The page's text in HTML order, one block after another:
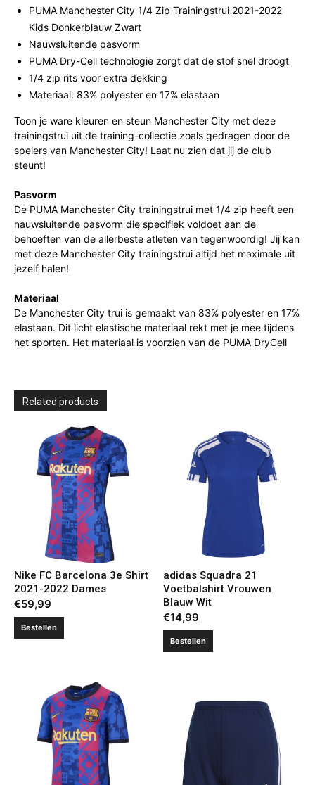
PUMA Manchester City 1/4 Zip Trainingstrui 2021-2022
Kids Donkerblauw Zwart
Nauwsluitende pasvorm
PUMA Dry-Cell technologie zorgt dat de stof snel droogt
1/4 zip rits voor extra dekking
Materiaal: 83% polyester en 17% elastaan
Toon je ware kleuren en steun Manchester City met deze
trainingstrui uit de training-collectie zoals gedragen door de
spelers van Manchester City! Laat nu zien dat jij de club
steunt!
Pasvorm
De PUMA Manchester City trainingstrui met 1/4 zip heeft een
nauwsluitende pasvorm die specifiek voldoet aan de
behoeften van de allerbeste atleten van tegenwoordig! Jij kan
met deze Manchester City trainingstrui altijd het maximale uit
jezelf halen!
Materiaal
De Manchester City trui is gemaakt van 83% polyester en 17%
elastaan. Dit licht elastische materiaal rekt met je mee tijdens
het sporten. Het materiaal is voorzien van de PUMA DryCell
Related products
Nike FC Barcelona 3e Shirt
2021-2022 Dames
€59,99
Bestellen
adidas Squadra 21
Voetbalshirt Vrouwen
Blauw Wit
€14,99
Bestellen